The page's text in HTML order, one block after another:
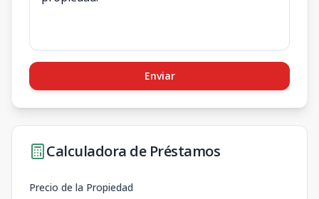
Enviar
Calculadora de Préstamos
Precio de la Propiedad